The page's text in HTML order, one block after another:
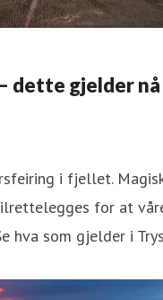
dette gjelder nå
i fjellet.
for at
hva som gjelder i